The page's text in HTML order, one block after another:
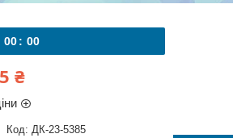
00 00
₴
Код: ДК-23-5385